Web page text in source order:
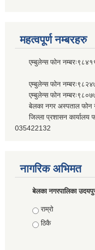
महत्वपूर्ण नम्बरहरु
एम्बुलेन्स फोन
एम्बुलेन्स फोन
एम्बुलेन्स फोन
बेलका नगर अस्पताल फोन
जिल्ला प्रशासन कार्यालय
035422132
नागरिक अभिमत
बेलका नगरपालिका
Choices
राम्रो
ठिकै